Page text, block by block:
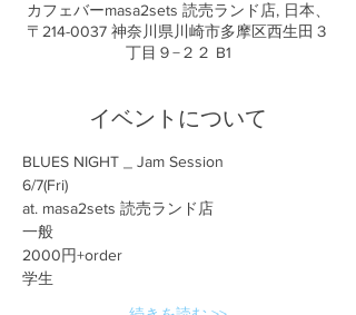
カフェバーmasa2sets 読売ランド店, 日本、
〒214-0037 神奈川県川崎市多摩区西生田３
丁目９−２２ B1
イベントについて
BLUES NIGHT _ Jam Session
6/7(Fri)
at. masa2sets 読売ランド店
一般
2000円+order
学生